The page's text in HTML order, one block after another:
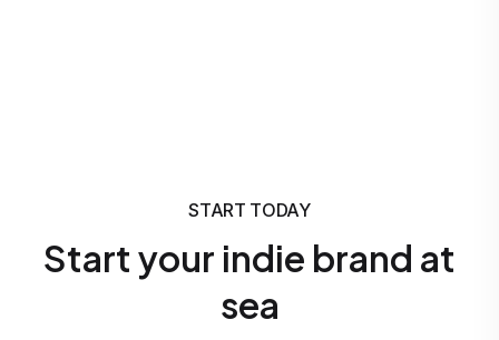
START TODAY
Start your indie brand at
sea